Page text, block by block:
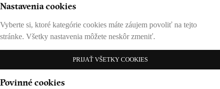
Nastavenia cookies
Vyberte si, ktoré kategórie cookies máte záujem povoliť na tejto
stránke. Všetky nastavenia môžete neskôr zmeniť.
PRIJAŤ VŠETKY COOKIES
Povinné cookies